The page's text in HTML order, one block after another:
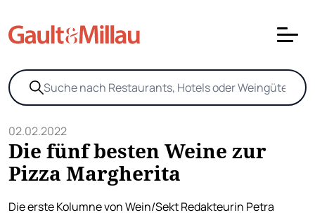
02.02.2022
Die fünf besten Weine zur
Pizza Margherita
Die erste Kolumne von Wein/Sekt Redakteurin Petra